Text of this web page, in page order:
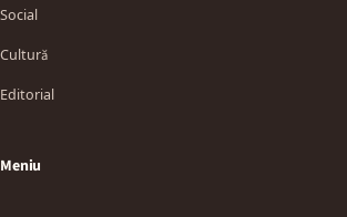
Social
Cultură
Editorial
Meniu